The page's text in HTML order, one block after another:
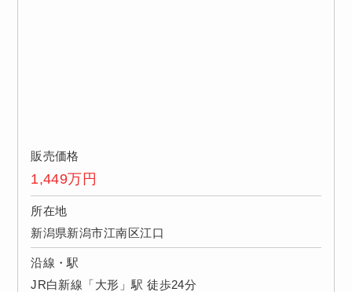
販売価格
1,449万円
所在地
新潟県新潟市江南区江口
沿線・駅
JR白新線「大形」駅 徒歩24分